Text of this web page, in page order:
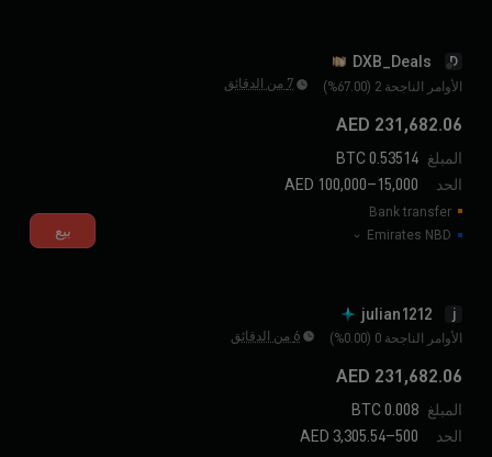
D
DXB_Deals
الأوامر الناجحة 2 (67.00%) 7 من الدقائق
231,682.06 AED
المبلغ
الحد
0.53514 BTC
15,000–100,000 AED
بيع
j
julian1212
الأوامر الناجحة 0 (0.00%) 6 من الدقائق
231,682.06 AED
المبلغ
الحد
0.008 BTC
500–3,305.54 AED